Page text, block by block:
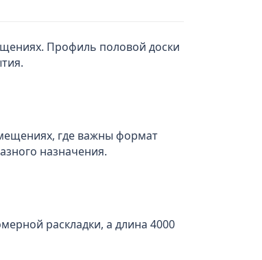
Профиль половой доски
где важны формат
назначения.
раскладки, а длина 4000